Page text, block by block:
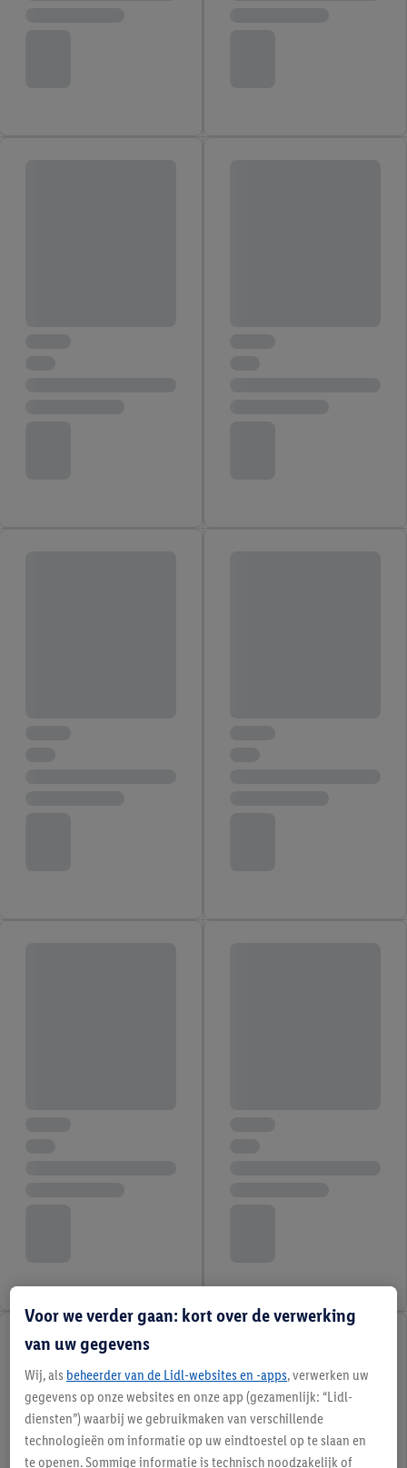
Voor we verder gaan: kort over de verwerking
van uw gegevens
Wij, als beheerder van de Lidl-websites en -apps, verwerken uw
gegevens op onze websites en onze app (gezamenlijk: “Lidl-
diensten”) waarbij we gebruikmaken van verschillende
technologieën om informatie op uw eindtoestel op te slaan en
te openen. Sommige informatie is technisch noodzakelijk of